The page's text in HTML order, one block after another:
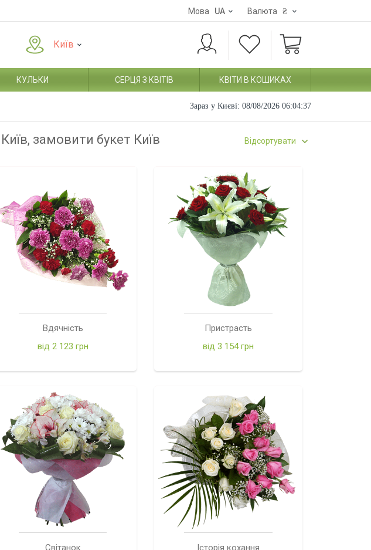
Мова UA Валюта ₴
Київ
КУЛЬКИ СЕРЦЯ З КВІТІВ КВІТИ В КОШИКАХ
Зараз у Києві: 08/08/2026 06:04:38
замовити букет Київ Відсортувати
Вдячність
від 2 123 грн
Пристрасть
від 3 154 грн
Світанок
Історія кохання